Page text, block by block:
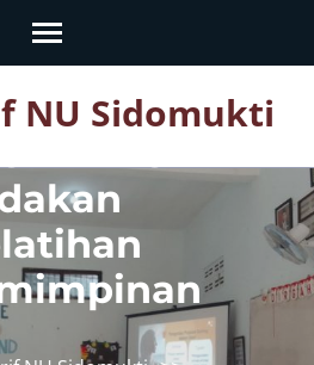
NU Sidomukti